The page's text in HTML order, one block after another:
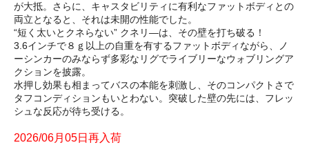
が大抵。さらに、キャスタビリティに有利なファットボディとの
両立となると、それは未開の性能でした。
“短く太いとクネらない” クネリ―は、その壁を打ち破る！
3.6インチで８ｇ以上の自重を有するファットボディながら、ノ
ーシンカーのみならず多彩なリグでライブリーなウォブリングア
クションを披露。
水押し効果も相まってバスの本能を刺激し、そのコンパクトさで
タフコンディションもいとわない。突破した壁の先には、フレッ
シュな反応が待ち受ける。
2026/06月05日再入荷